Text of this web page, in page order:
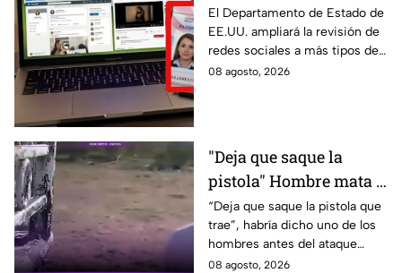
revisarán las redes
sociales de mexicanos
que viaje a este país
El Departamento de Estado de
EE.UU. ampliará la revisión de
redes sociales a más tipos de
visa, incluyendo a mexicanos
08 agosto, 2026
"Deja que saque la
pistola" Hombre mata a
padre y hiere a su hijo
por supuestamente
invadir un camino
“Deja que saque la pistola que
trae”, habría dicho uno de los
hombres antes del ataque
armado en Julimes, Chihuahua
08 agosto, 2026